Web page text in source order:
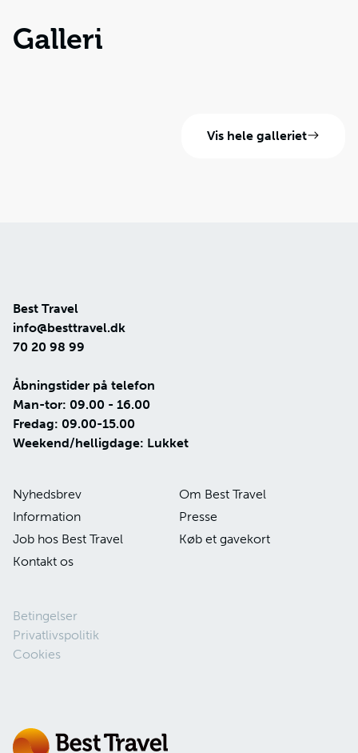
Galleri
Vis hele galleriet
Best Travel
info@besttravel.dk
70 20 98 99
Åbningstider på telefon
Man-tor: 09.00 - 16.00
Fredag: 09.00-15.00
Weekend/helligdage: Lukket
Nyhedsbrev
Om Best Travel
Information
Presse
Job hos Best Travel
Køb et gavekort
Kontakt os
Betingelser
Privatlivspolitik
Cookies